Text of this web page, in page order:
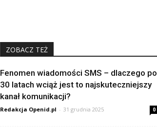
ZOBACZ TEŻ
Fenomen wiadomości SMS – dlaczego po
30 latach wciąż jest to najskuteczniejszy
kanał komunikacji?
Redakcja Openid.pl - 31 grudnia 2025 0